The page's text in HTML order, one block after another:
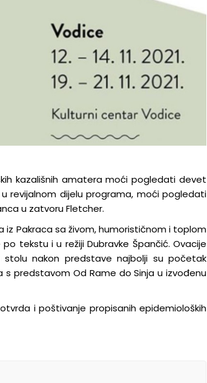
kazališnih amatera moći pogledati devet
revijalnom dijelu programa, moći pogledati
u zatvoru Fletcher.
Pakraca sa živom, humorističnom i toplom
tekstu i u režiji Dubravke Špančić. Ovacije
stolu nakon predstave najbolji su početak
predstavom Od Rame do Sinja u izvođenu
i poštivanje propisanih epidemioloških